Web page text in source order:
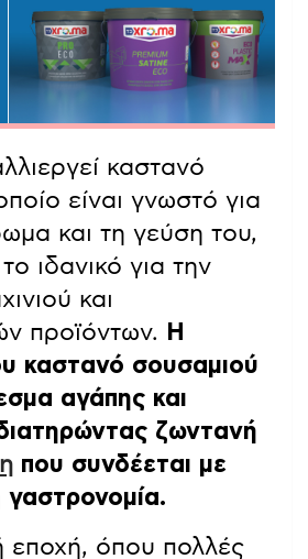
καστανό
είναι γνωστό για
και τη γεύση του,
ιδανικό για την
και
προϊόντων.
Η
καστανό σουσαμιού
αγάπης και
ζωντανή
που συνδέεται με
γαστρονομία.
εποχή, όπου πολλές